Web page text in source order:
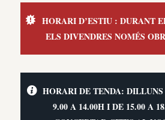
HORARI D’ESTIU : DURANT
ELS DIVENDRES NOMÉS
HORARI DE TENDA:
9.00 A 14.00H I DE 15.00 A